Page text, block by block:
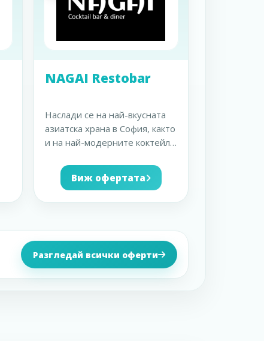
NAGAI Restobar
Наслади се на най-вкусната
азиатска храна в София, както
и на най-модерните коктейли
Виж офертата
Разгледай всички оферти